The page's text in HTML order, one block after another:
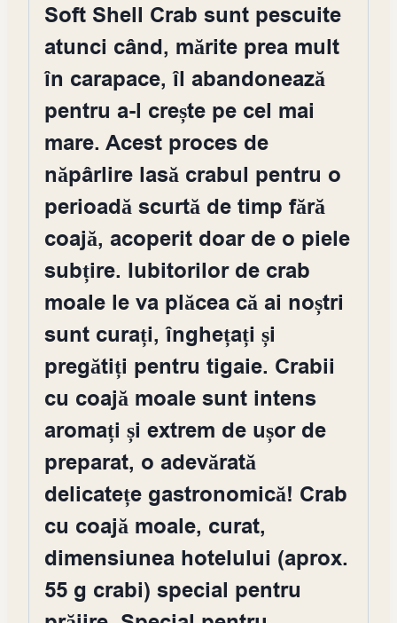
Soft Shell Crab sunt pescuite
atunci când, mărite prea mult
în carapace, îl abandonează
pentru a-l crește pe cel mai
mare. Acest proces de
năpârlire lasă crabul pentru o
perioadă scurtă de timp fără
coajă, acoperit doar de o piele
subțire. Iubitorilor de crab
moale le va plăcea că ai noștri
sunt curați, înghețați și
pregătiți pentru tigaie. Crabii
cu coajă moale sunt intens
aromați și extrem de ușor de
preparat, o adevărată
delicatețe gastronomică! Crab
cu coajă moale, curat,
dimensiunea hotelului (aprox.
55 g crabi) special pentru